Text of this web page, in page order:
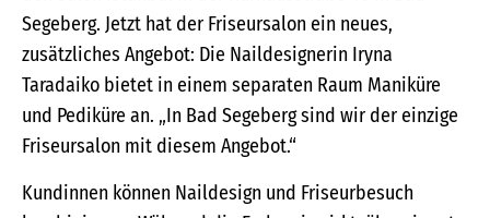
Segeberg. Jetzt hat der Friseursalon ein neues,
zusätzliches Angebot: Die Naildesignerin Iryna
Taradaiko bietet in einem separaten Raum Maniküre
und Pediküre an. „In Bad Segeberg sind wir der einzige
Friseursalon mit diesem Angebot.“
Kundinnen können Naildesign und Friseurbesuch